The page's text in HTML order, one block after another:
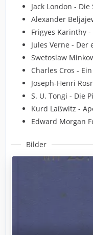
Jack London -
Alexander
Frigyes Karinthy
Jules Verne - Der
Swetoslaw
Charles Cros -
Joseph-Henri
S. U. Tongi - Die
Kurd Laßwitz -
Edward Morgan
Bilder